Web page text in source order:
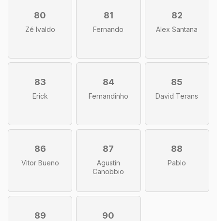
80
Zé Ivaldo
81
Fernando
82
Alex Santana
83
Erick
84
Fernandinho
85
David Terans
86
Vitor Bueno
87
Agustín
Canobbio
88
Pablo
89 90